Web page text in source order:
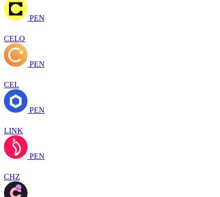
PEN
CELO
PEN
CEL
PEN
LINK
PEN
CHZ